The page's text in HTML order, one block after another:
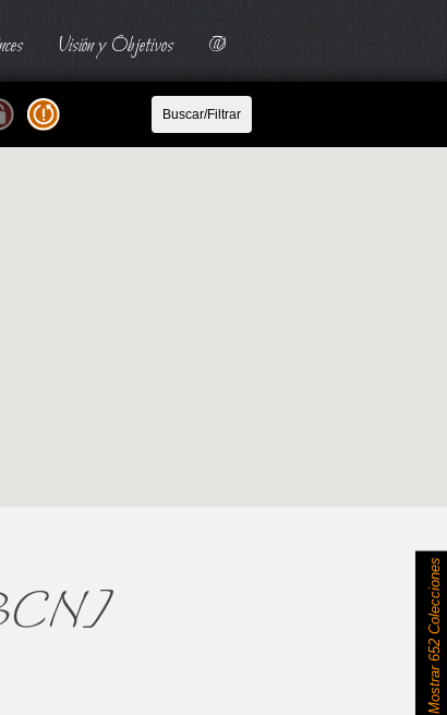
Visión y Objetivos @
Mostrar
652 Colecciones